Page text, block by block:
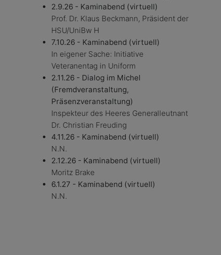
2.9.26 - Kaminabend (virtuell)
Prof. Dr. Klaus Beckmann, Präsident der
HSU/UniBw H
7.10.26 - Kaminabend (virtuell)
In eigener Sache: Initiative
Veteranentag in Uniform
2.11.26 - Dialog im Michel
(Fremdveranstaltung,
Präsenzveranstaltung)
Inspekteur des Heeres Generalleutnant
Dr. Christian Freuding
4.11.26 - Kaminabend (virtuell)
N.N.
2.12.26 - Kaminabend (virtuell)
Moritz Brake
6.1.27 - Kaminabend (virtuell)
N.N.